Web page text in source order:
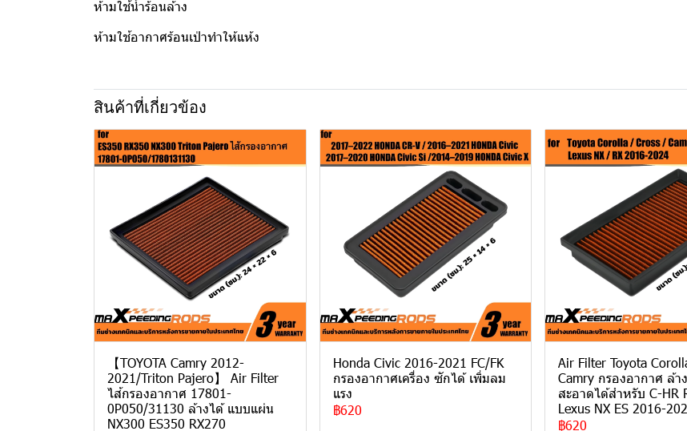
ห้ามใช้น้ำร้อนล้าง
ห้ามใช้อากาศร้อนเป่าทำให้แห้ง
สินค้าที่เกี่ยวข้อง
【TOYOTA Camry 2012-
2021/Triton Pajero】 Air Filter
ไส้กรองอากาศ 17801-
0P050/31130 ล้างได้ แบบแผ่น
NX300 ES350 RX270
Honda Civic 2016-2021 FC/FK
กรองอากาศเครื่อง ซักได้ เพิ่มลม
แรง
฿620
Air Filter Toyota
Camry กรองอากาศ ล้า
สะอาดได้สําหรับ C-HR
Lexus NX ES 2016-
฿620